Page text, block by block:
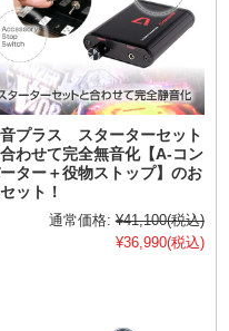
プラス スターターセット
わせて完全無音化【A-コン
ター＋役物ストップ】のお
ット！
通常価格: ¥41,100(税込)
¥36,990(税込)